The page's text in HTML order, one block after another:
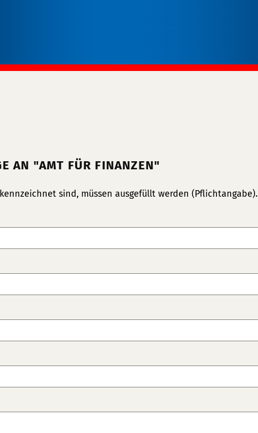
AN "AMT FÜR FINANZEN"
sind, müssen ausgefüllt werden (Pflichtangabe).